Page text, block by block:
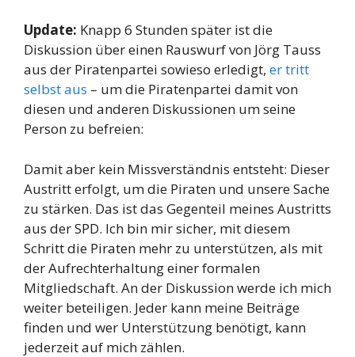
Update: Knapp 6 Stunden später ist die
Diskussion über einen Rauswurf von Jörg Tauss
aus der Piratenpartei sowieso erledigt, er tritt
selbst aus – um die Piratenpartei damit von
diesen und anderen Diskussionen um seine
Person zu befreien:
Damit aber kein Missverständnis entsteht: Dieser
Austritt erfolgt, um die Piraten und unsere Sache
zu stärken. Das ist das Gegenteil meines Austritts
aus der SPD. Ich bin mir sicher, mit diesem
Schritt die Piraten mehr zu unterstützen, als mit
der Aufrechterhaltung einer formalen
Mitgliedschaft. An der Diskussion werde ich mich
weiter beteiligen. Jeder kann meine Beiträge
finden und wer Unterstützung benötigt, kann
jederzeit auf mich zählen.